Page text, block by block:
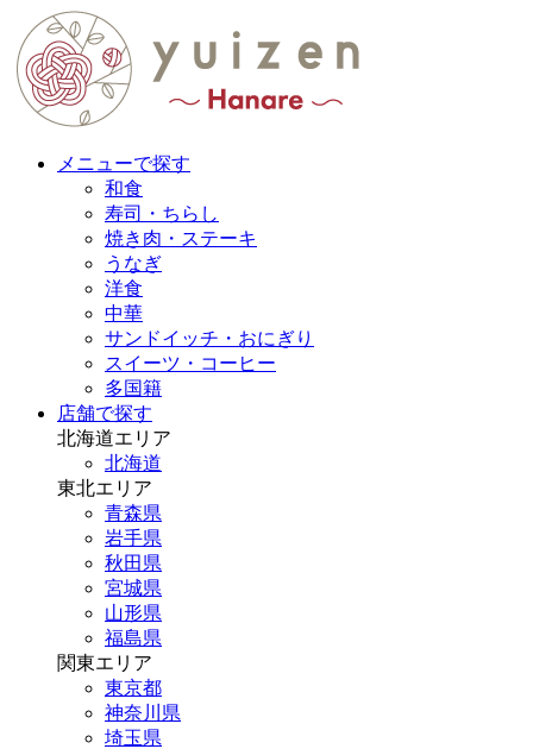
メニューで探す
和食
寿司・ちらし
焼き肉・ステーキ
うなぎ
洋食
中華
サンドイッチ・おにぎり
スイーツ・コーヒー
多国籍
店舗で探す
北海道エリア
北海道
東北エリア
青森県
岩手県
秋田県
宮城県
山形県
福島県
関東エリア
東京都
神奈川県
埼玉県